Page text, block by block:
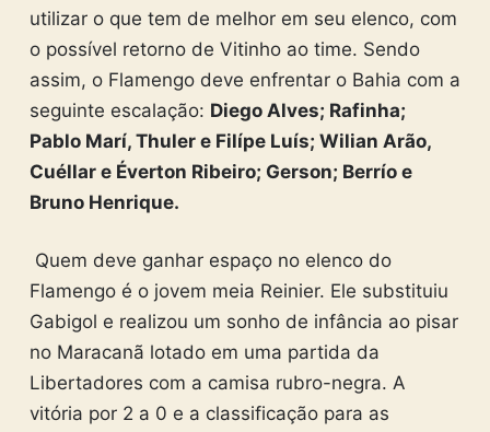
utilizar o que tem de melhor em seu elenco, com
o possível retorno de Vitinho ao time. Sendo
assim, o Flamengo deve enfrentar o Bahia com a
seguinte escalação: Diego Alves; Rafinha;
Pablo Marí, Thuler e Filípe Luís; Wilian Arão,
Cuéllar e Éverton Ribeiro; Gerson; Berrío e
Bruno Henrique.
Quem deve ganhar espaço no elenco do
Flamengo é o jovem meia Reinier. Ele substituiu
Gabigol e realizou um sonho de infância ao pisar
no Maracanã lotado em uma partida da
Libertadores com a camisa rubro-negra. A
vitória por 2 a 0 e a classificação para as